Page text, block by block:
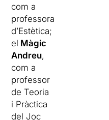
com a
professora
d’Estètica;
el Màgic
Andreu,
com a
professor
de Teoria
i Pràctica
del Joc